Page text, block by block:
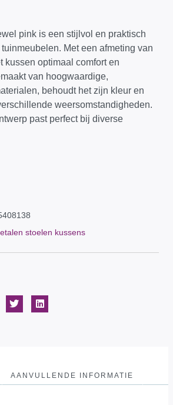
pink is een stijlvol en praktisch
Met een afmeting van
kussen optimaal comfort en
van hoogwaardige,
behoudt het zijn kleur en
weersomstandigheden.
past perfect bij diverse
stoelen kussens
AANVULLENDE INFORMATIE